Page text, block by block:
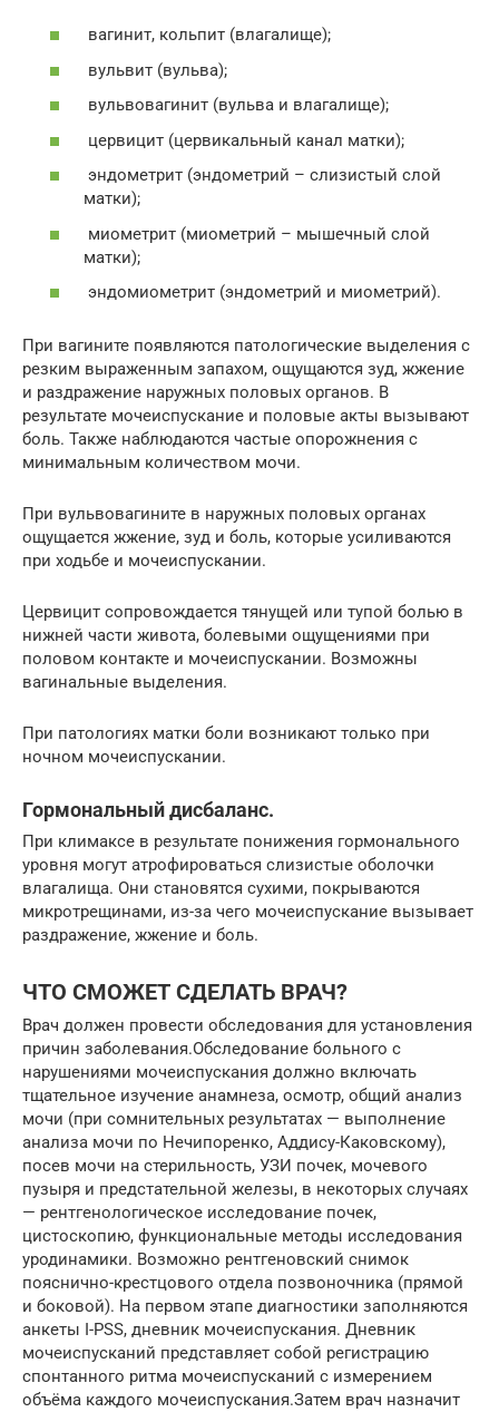
вагинит, кольпит (влагалище);
вульвит (вульва);
вульвовагинит (вульва и влагалище);
цервицит (цервикальный канал матки);
эндометрит (эндометрий – слизистый слой
матки);
миометрит (миометрий – мышечный слой
матки);
эндомиометрит (эндометрий и миометрий).
При вагините появляются патологические выделения с
резким выраженным запахом, ощущаются зуд, жжение
и раздражение наружных половых органов. В
результате мочеиспускание и половые акты вызывают
боль. Также наблюдаются частые опорожнения с
минимальным количеством мочи.
При вульвовагините в наружных половых органах
ощущается жжение, зуд и боль, которые усиливаются
при ходьбе и мочеиспускании.
Цервицит сопровождается тянущей или тупой болью в
нижней части живота, болевыми ощущениями при
половом контакте и мочеиспускании. Возможны
вагинальные выделения.
При патологиях матки боли возникают только при
ночном мочеиспускании.
Гормональный дисбаланс.
При климаксе в результате понижения гормонального
уровня могут атрофироваться слизистые оболочки
влагалища. Они становятся сухими, покрываются
микротрещинами, из-за чего мочеиспускание вызывает
раздражение, жжение и боль.
ЧТО СМОЖЕТ СДЕЛАТЬ ВРАЧ?
Врач должен провести обследования для установления
причин заболевания.Обследование больного с
нарушениями мочеиспускания должно включать
тщательное изучение анамнеза, осмотр, общий анализ
мочи (при сомнительных результатах — выполнение
анализа мочи по Нечипоренко, Аддису-Каковскому),
посев мочи на стерильность, УЗИ почек, мочевого
пузыря и предстательной железы, в некоторых случаях
— рентгенологическое исследование почек,
цистоскопию, функциональные методы исследования
уродинамики. Возможно рентгеновский снимок
пояснично-крестцового отдела позвоночника (прямой
и боковой). На первом этапе диагностики заполняются
анкеты I-PSS, дневник мочеиспускания. Дневник
мочеиспусканий представляет собой регистрацию
спонтанного ритма мочеиспусканий с измерением
объёма каждого мочеиспускания.Затем врач назначит